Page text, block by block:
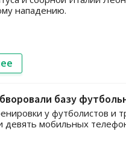
нападению.
базу
у футболистов и
девять мобильных